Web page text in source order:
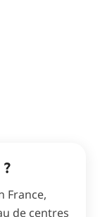
France,
de centres